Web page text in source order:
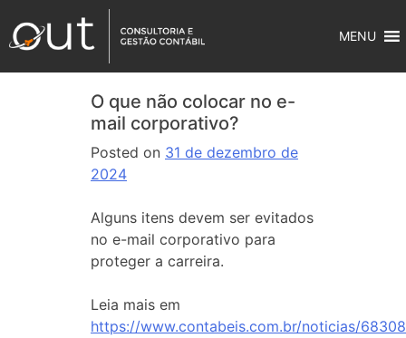
MENU
O que não colocar no e-
mail corporativo?
Posted on 31 de dezembro de
2024
Alguns itens devem ser evitados
no e-mail corporativo para
proteger a carreira.
Leia mais em
https://www.contabeis.com.br/noticias/